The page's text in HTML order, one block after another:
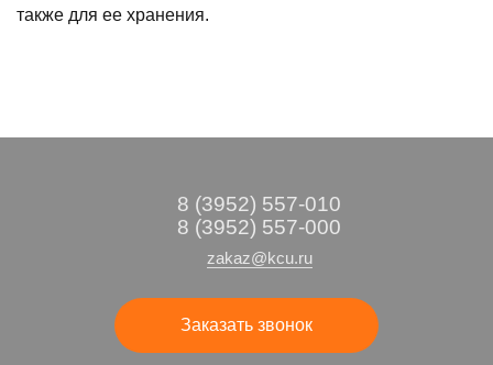
также для ее хранения.
8 (3952) 557-010
8 (3952) 557-000
zakaz@kcu.ru
Заказать звонок